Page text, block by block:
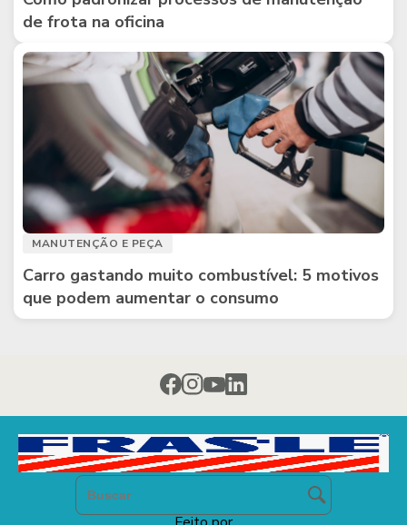
de frota na oficina
MANUTENÇÃO E PEÇA
Carro gastando muito combustível: 5 motivos
que podem aumentar o consumo